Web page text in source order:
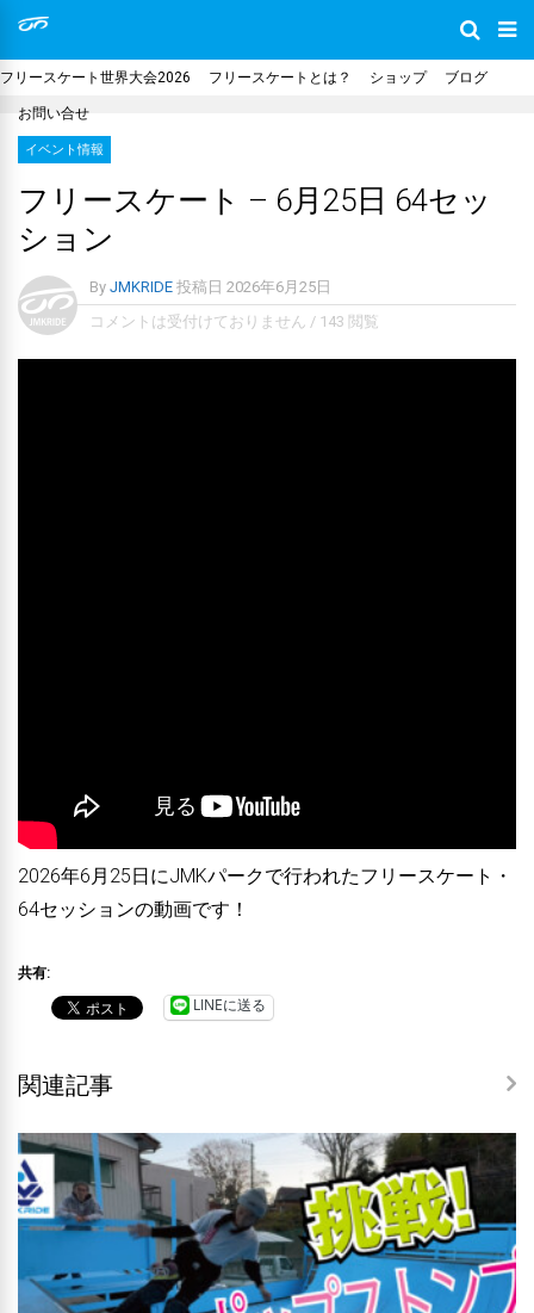
フリースケート世界大会2026 フリースケートとは？ ショップ ブログ
お問い合せ
イベント情報
フリースケート – 6月25日 64セッ
ション
By JMKRIDE 投稿日 2026年6月25日
コメントは受付けておりません / 143 閲覧
2026年6月25日にJMKパークで行われたフリースケート・
64セッションの動画です！
共有:
LINEに送る
関連記事